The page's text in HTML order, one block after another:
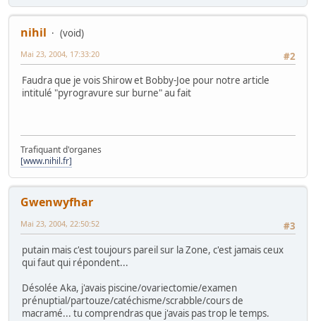
nihil
(void)
#2
Mai 23, 2004, 17:33:20
Faudra que je vois Shirow et Bobby-Joe pour notre article
intitulé "pyrogravure sur burne" au fait
Trafiquant d'organes
[www.nihil.fr]
Gwenwyfhar
#3
Mai 23, 2004, 22:50:52
putain mais c'est toujours pareil sur la Zone, c'est jamais ceux
qui faut qui répondent...
Désolée Aka, j'avais piscine/ovariectomie/examen
prénuptial/partouze/catéchisme/scrabble/cours de
macramé... tu comprendras que j'avais pas trop le temps.